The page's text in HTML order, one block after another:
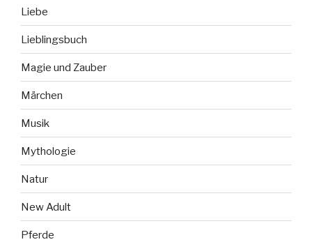
Liebe
Lieblingsbuch
Magie und Zauber
Märchen
Musik
Mythologie
Natur
New Adult
Pferde